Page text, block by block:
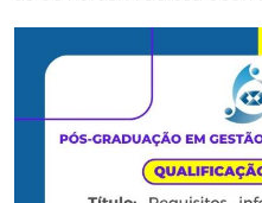
Ministério do Desenvolvimento
Controladoria-Geral da União
Ministério da Mulher, da Família e